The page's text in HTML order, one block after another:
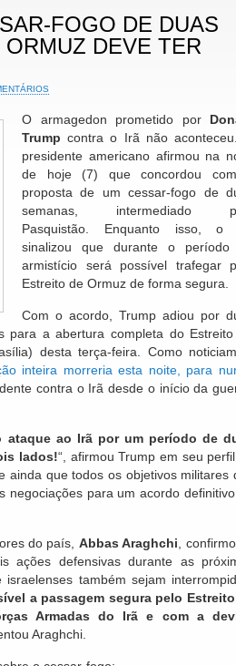
FOGO DE DUAS
DEVE TER
O armagedon prometido por
Trump contra o Irã não
presidente americano afirmou na
de hoje (7) que concordou
proposta de um cessar-fogo de
semanas, intermediado
Pasquistão. Enquanto isso, o
sinalizou que durante o período
armistício será possível trafegar
Estreito de Ormuz de forma segura.
Com o acordo, Trump adiou por
para a abertura completa do
desta terça-feira. Como
inteira morreria esta noite, para
contra o Irã desde o início da
ao Irã por um período de
lados!“, afirmou Trump em seu
ainda que todos os objetivos militares
negociações para um acordo
do país, Abbas Araghchi ,
ações defensivas durante as
também sejam
a passagem segura pelo
Armadas do Irã e com a
Araghchi.